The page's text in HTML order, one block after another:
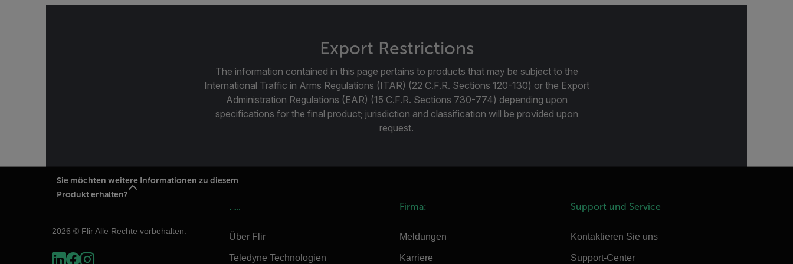
Export Restrictions
The information contained in this page pertains to products that may be subject to the
International Traffic in Arms Regulations (ITAR) (22 C.F.R. Sections 120-130) or the Export
Administration Regulations (EAR) (15 C.F.R. Sections 730-774) depending upon
specifications for the final product; jurisdiction and classification will be provided upon
request.
Sie möchten weitere Informationen zu diesem
Produkt erhalten?
2026 © Flir Alle Rechte vorbehalten.
Flir
Über Flir
Teledyne Technologien
Firma:
Meldungen
Karriere
Support und Service
Kontaktieren Sie uns
Support-Center